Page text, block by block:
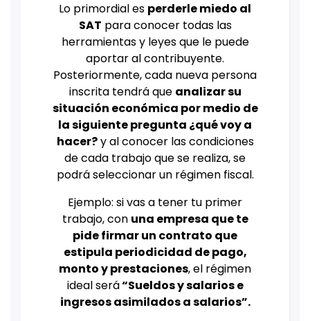
Lo primordial es perderle miedo al
SAT para conocer todas las
herramientas y leyes que le puede
aportar al contribuyente.
Posteriormente, cada nueva persona
inscrita tendrá que analizar su
situación económica por medio de
la siguiente pregunta ¿qué voy a
hacer?y al conocer las condiciones
de cada trabajo que se realiza, se
podrá seleccionar un régimen fiscal.
Ejemplo: si vas a tener tu primer
trabajo, con una empresa que te
pide firmar un contrato que
estipula periodicidad de pago,
monto y prestaciones, el régimen
ideal será“Sueldos y salarios e
ingresos asimilados a salarios”.